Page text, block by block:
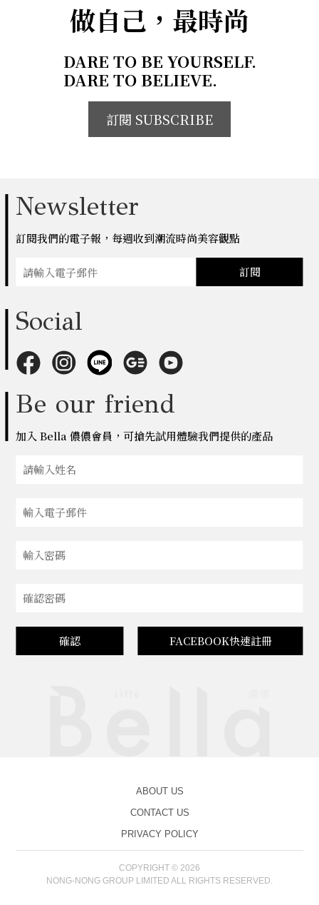
做自己，最時尚
DARE TO BE YOURSELF.
DARE TO BELIEVE.
訂閱 SUBSCRIBE
Newsletter
訂閱我們的電子報，每週收到潮流時尚美容觀點
訂閱
Social
Be our friend
加入 Bella 儂儂會員，可搶先試用體驗我們提供的產品
確認 FACEBOOK快速註冊
ABOUT US
CONTACT US
PRIVACY POLICY
COPYRIGHT © 2026
NONG-NONG GROUP LIMITED ALL RIGHTS RESERVED.